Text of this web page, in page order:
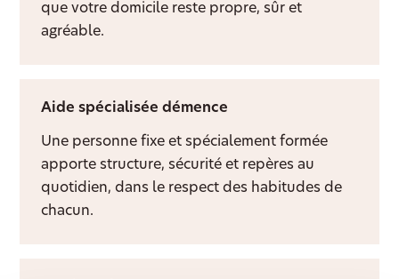
que votre domicile reste propre, sûr et
agréable.
Aide spécialisée démence
Une personne fixe et spécialement formée
apporte structure, sécurité et repères au
quotidien, dans le respect des habitudes de
chacun.